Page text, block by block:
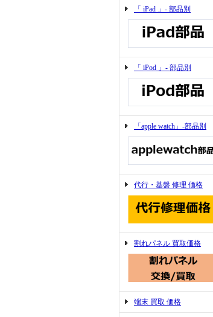
「 iPad 」- 部品別
「 iPod 」- 部品別
「apple watch」-部品別
代行・基盤 修理 価格
割れパネル 買取価格
端末 買取 価格